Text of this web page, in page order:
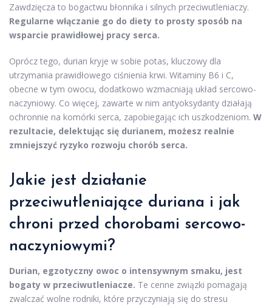
Zawdzięcza to bogactwu błonnika i silnych przeciwutleniaczy.
Regularne włączanie go do diety to prosty sposób na
wsparcie prawidłowej pracy serca.
Oprócz tego, durian kryje w sobie potas, kluczowy dla
utrzymania prawidłowego ciśnienia krwi. Witaminy B6 i C,
obecne w tym owocu, dodatkowo wzmacniają układ sercowo-
naczyniowy. Co więcej, zawarte w nim antyoksydanty działają
ochronnie na komórki serca, zapobiegając ich uszkodzeniom. W
rezultacie, delektując się durianem, możesz realnie
zmniejszyć ryzyko rozwoju chorób serca.
Jakie jest działanie
przeciwutleniające duriana i jak
chroni przed chorobami sercowo-
naczyniowymi?
Durian, egzotyczny owoc o intensywnym smaku, jest
bogaty w przeciwutleniacze. Te cenne związki pomagają
zwalczać wolne rodniki, które przyczyniają się do stresu